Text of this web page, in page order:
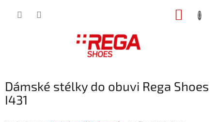
Dámské stélky do obuvi Rega Shoes
I431